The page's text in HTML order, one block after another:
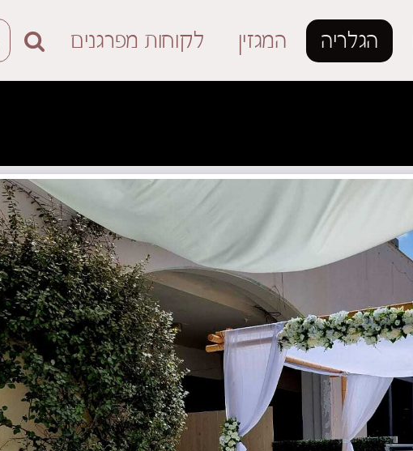
הגלריה המגזין לקוחות מפרגנים